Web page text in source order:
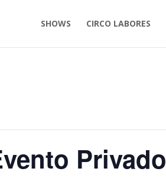
SHOWS CIRCO LABORES
Privado